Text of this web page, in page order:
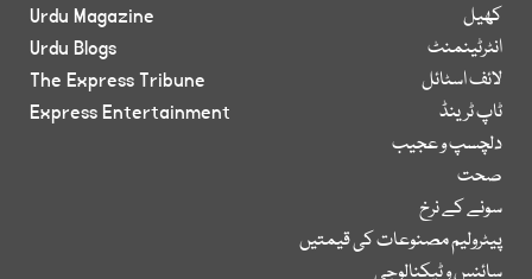
کھیل
انٹرٹینمنٹ
لائف اسٹائل
ٹاپ ٹرینڈ
دلچسپ و عجیب
صحت
سونے کے نرخ
پیٹرولیم مصنوعات کی قیمتیں
سائنس و ٹیکنالوجی
Urdu Magazine
Urdu Blogs
The Express Tribune
Express Entertainment